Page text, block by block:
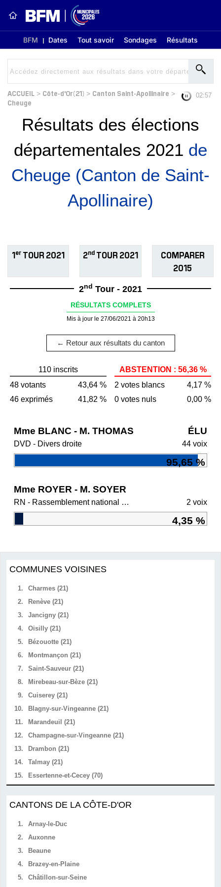
BFM Dates Tout savoir Sondages Résultats
ACCUEIL > Côte-d'Or(21) > Canton Saint-Apollinaire >
Cheuge
02:56
Résultats des élections
départementales 2021 de
Cheuge (Canton de Saint-
Apollinaire)
1er TOUR 2021 2ndTOUR 2021
COMPARER
2015
2nd Tour - 2021
RÉSULTATS COMPLETS
Mis à jour le 27/06/2021 à 20h13
← Retour aux résultats du canton
110 inscrits
48 votants
43,64 %
46 exprimés
41,82 %
ABSTENTION : 56,36 %
2 votes blancs
4,17 %
0 votes nuls
0,00 %
Mme BLANC - M. THOMAS ÉLU
DVD - Divers droite 44 voix
95,65 %
Mme ROYER - M. SOYER
RN - Rassemblement national et ses alliés 2 voix
4,35 %
COMMUNES VOISINES
1.
Charmes (21)
2.
Renève (21)
3.
Jancigny (21)
4.
Oisilly (21)
5.
Bézouotte (21)
6.
Montmançon (21)
7.
Saint-Sauveur (21)
8.
Mirebeau-sur-Bèze (21)
9.
Cuiserey (21)
10.
Blagny-sur-Vingeanne (21)
11.
Marandeuil (21)
12.
Champagne-sur-Vingeanne (21)
13.
Drambon (21)
14.
Talmay (21)
15.
Essertenne-et-Cecey (70)
CANTONS DE LA CÔTE-D'OR
1.
Arnay-le-Duc
2.
Auxonne
3.
Beaune
4.
Brazey-en-Plaine
5.
Châtillon-sur-Seine